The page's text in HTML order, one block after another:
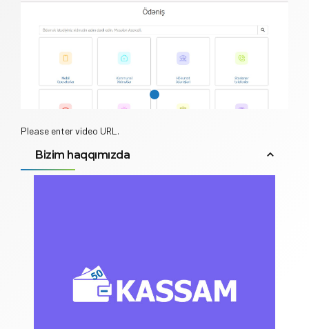
Please enter video URL.
Bizim haqqımızda